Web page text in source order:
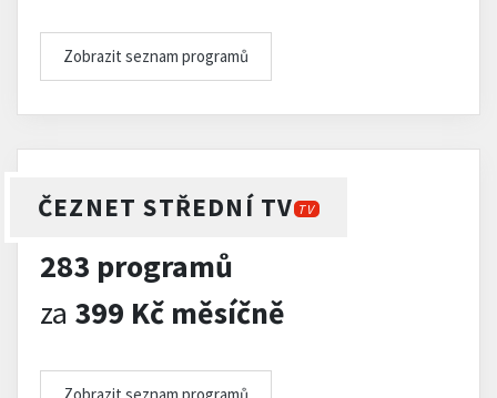
Zobrazit seznam programů
ČEZNET STŘEDNÍ TV TV
283 programů
za 399 Kč měsíčně